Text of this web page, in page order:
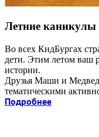
Летние
Во всех КидБургах
дети. Этим летом ваш
истории.
Друзья Маши и
тематическими
Подробнее